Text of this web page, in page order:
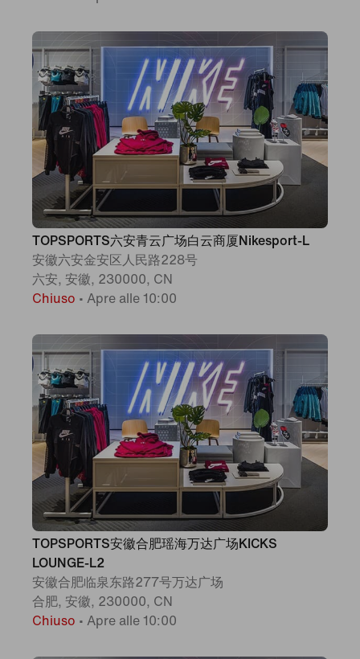
TOPSPORTS六安青云广场白云商厦Nikesport-L
安徽六安金安区人民路228号
六安, 安徽, 230000, CN
Chiuso • Apre alle 10:00
TOPSPORTS安徽合肥瑶海万达广场KICKS
LOUNGE-L2
安徽合肥临泉东路277号万达广场
合肥, 安徽, 230000, CN
Chiuso • Apre alle 10:00